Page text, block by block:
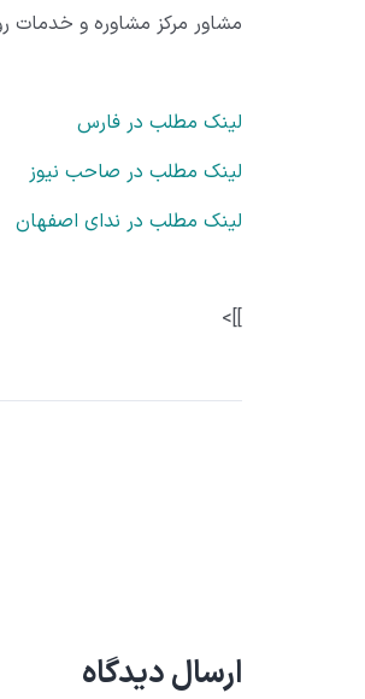
مشاور مرکز مشاوره و خدمات
لینک مطلب در فارس
لینک مطلب در صاحب نیوز
لینک مطلب در ندای اصفهان
]]>
ارسال دیدگاه